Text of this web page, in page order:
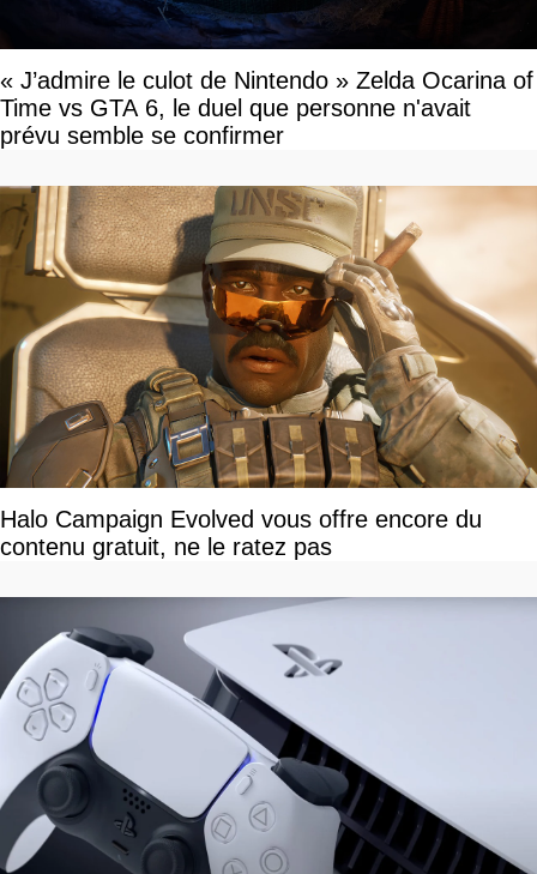
« J’admire le culot de Nintendo » Zelda Ocarina of
Time vs GTA 6, le duel que personne n'avait
prévu semble se confirmer
Halo Campaign Evolved vous offre encore du
contenu gratuit, ne le ratez pas